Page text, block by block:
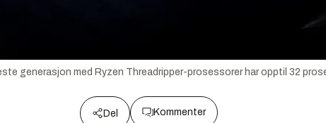
generasjon med Ryzen Threadripper-prosessorer har opptil 32
Del Kommenter